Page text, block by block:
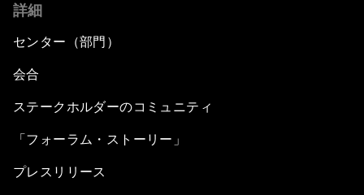
詳細
センター（部門）
会合
ステークホルダーのコミュニティ
「フォーラム・ストーリー」
プレスリリース